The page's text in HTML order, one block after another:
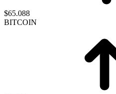
$65.088
BITCOIN